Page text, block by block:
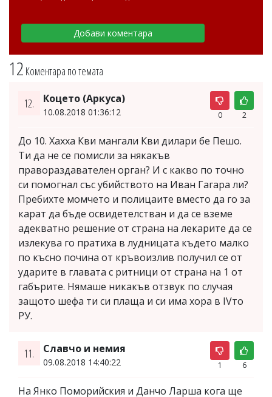
12 Коментара по темата
12. Коцето (Аркуса)
10.08.2018 01:36:12 0 2
До 10. Хахха Кви мангали Кви дилари бе Пешо.
Ти да не се помисли за някакъв
правораздавателен орган? И с какво по точно
си помогнал със убийството на Иван Гагара ли?
Пребихте момчето и полицаите вместо да го за
карат да бъде освидетелстван и да се вземе
адекватно решение от страна на лекарите да се
излекува го пратиха в лудницата където малко
по късно почина от кръвоизлив получил се от
ударите в главата с ритници от страна на 1 от
габърите. Нямаше никакъв отзвук по случая
защото шефа ти си плаща и си има хора в IVто
РУ.
11. Славчо и немия
09.08.2018 14:40:22 1 6
На Янко Поморийския и Данчо Ларша кога ще